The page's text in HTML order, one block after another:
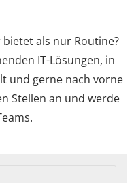
als nur Routine?
IT-Lösungen, in
und gerne nach vorne
Stellen an und werde